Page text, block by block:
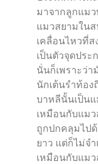
มาจากลูกแม
แมวสยามในส
เคลื่อนไหวที่
เป็นตัวจุดปร
นั่นก็เพราะว่า
นักเต้นรำท้อง
บาหลีนั้นเป็นแ
เหมือนกับแม
ถูกปกคลุมไป
ยาว แต่ก็ไม่จ
เหมือนกับแม